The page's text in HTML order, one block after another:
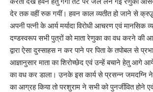
देर तक वहीं रुक गयीं। हवन काल व्यतीत हो जाने से
अपनी पत्नी के आर्य मर्यादा विरोधी आचरण एवं मानसिक
दण्डस्वरूप सभी पुत्रों को माता रेणुका का वध करने की
द्वारा ऐसा दुस्साहस न कर पाने पर पिता के तपोबल से
आज्ञानुसार माता का शिरोच्छेद एवं उन्हें बचाने हेतु आगे
का वध कर डाला। उनके इस कार्य से प्रसन्न जमदग्नि
का आग्रह किया तो परशुराम ने सभी को पुनर्जीवित होने